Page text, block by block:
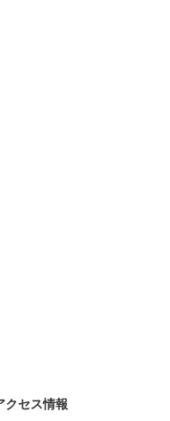
クセス情報